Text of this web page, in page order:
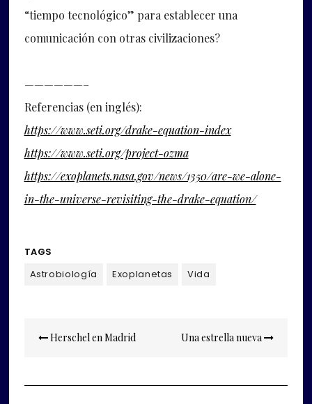
“tiempo tecnológico” para establecer una
comunicación con otras civilizaciones?
——————–
Referencias (en inglés):
https://www.seti.org/drake-equation-index
https://www.seti.org/project-ozma
https://exoplanets.nasa.gov/news/1350/are-we-alone-
in-the-universe-revisiting-the-drake-equation/
TAGS
Astrobiología
Exoplanetas Vida
de Herschel en Madrid Una estrella nueva